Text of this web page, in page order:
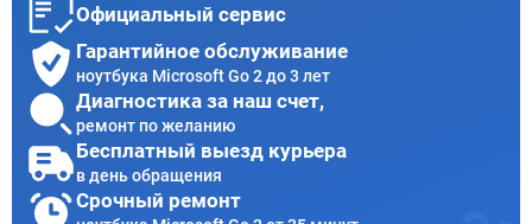
Официальный сервис
Гарантийное обслуживание
ноутбука Microsoft Go 2 до 3 лет
Диагностика за наш счет,
ремонт по желанию
Бесплатный выезд курьера
в день обращения
Срочный ремонт